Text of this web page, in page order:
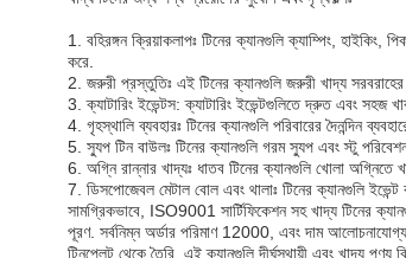
1. বহিরঙ্গন ক্রিয়াকলাপঃ টিনের ক্যানগুলি ক্যাম্পিং,
করে.
2. জরুরী প্রস্তুতিঃ এই টিনের ক্যানগুলি জরুরী খাদ্য
3. ক্যাটারিং ইভেন্টস: ক্যাটারিং ইভেন্টগুলিতে দ্রুত এবং সহজ
4. গৃহস্থালি ব্যবহারঃ টিনের ক্যানগুলি পরিবারের দৈনন্দিন
5. স্যুপ টিন বাউলঃ টিনের ক্যানগুলি গরম স্যুপ এবং স্টু
6. অগ্নি রান্নার খাদ্যঃ ধাতব টিনের ক্যানগুলি খোলা
7. ডিসপোজেবল মেটাল বোল এবং থালাঃ টিনের ক্যানগুলি
সামগ্রিকভাবে, ISO9001 সার্টিফিকেশন সহ খাদ্য টিনের
পূরণ. সর্বনিম্ন অর্ডার পরিমাণ 12000, এবং দাম
টিনপ্লেট থেকে তৈরি, এই ক্যানগুলি দীর্ঘস্থায়ী এবং খাদ্য